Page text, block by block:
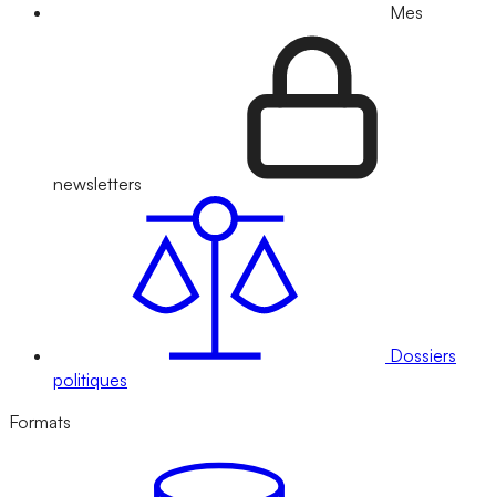
Mes
newsletters
Dossiers
politiques
Formats